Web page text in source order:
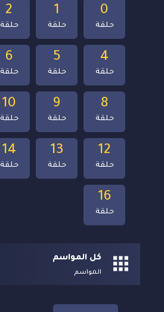
16
حلقة
14
حلقة
13
حلقة
12
حلقة
10
حلقة
9
حلقة
8
حلقة
6
حلقة
5
حلقة
4
حلقة
2
حلقة
1
حلقة
0
حلقة
كل المواسم
المواسم